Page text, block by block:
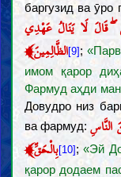
баргузид ва
قَالَ لَا يَنَالُ عَهْدِي
الظَّالِمِينَ﴾ [9] ;
имом қарор
Фармуд аҳди
Довудро низ
ва фармуд: النَّاسِ
بِالْحَقِّ﴾ [10] ;«Эй
қарор додаем